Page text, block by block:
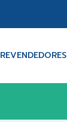
REVENDEDORES